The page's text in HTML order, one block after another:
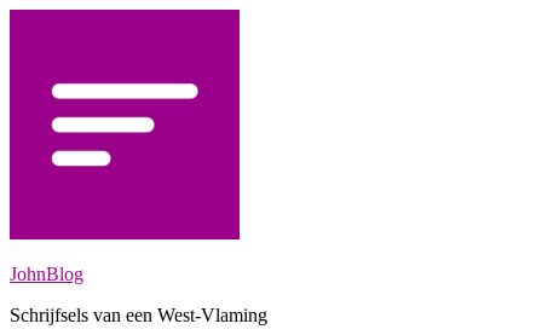
inhoud
JohnBlog
Schrijfsels van een West-Vlaming